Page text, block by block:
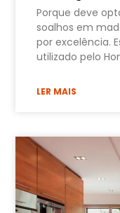
Porque deve
soalhos em
por excelência.
utilizado pelo
LER MAIS